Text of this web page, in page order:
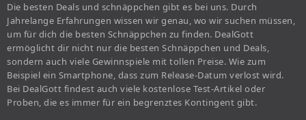
Die besten Deals und schnäppchen gibt es bei uns. Durch
Jahrelange Erfahrungen wissen wir genau, wo wir suchen müssen,
um für dich die besten Schnäppchen zu finden. DealGott
ermöglicht dir nicht nur die besten Schnäppchen und Deals,
sondern auch viele Gewinnspiele mit tollen Preise. Wie zum
Beispiel ein Smartphone, dass zum Release-Datum verlost wird.
Bei DealGott findest auch viele kostenlose Test-Artikel oder
Proben, die es immer für ein begrenztes Kontingent gibt.